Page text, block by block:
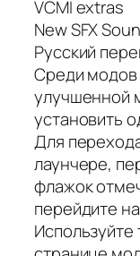
VCMI extras
New SFX
Русский
Среди модов
улучшенной
установить
Для
лаунчере,
флажок
перейдите
Используйте